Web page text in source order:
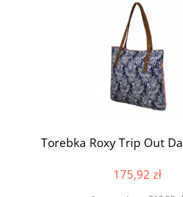
Torebka Roxy Trip Out
175,92 zł